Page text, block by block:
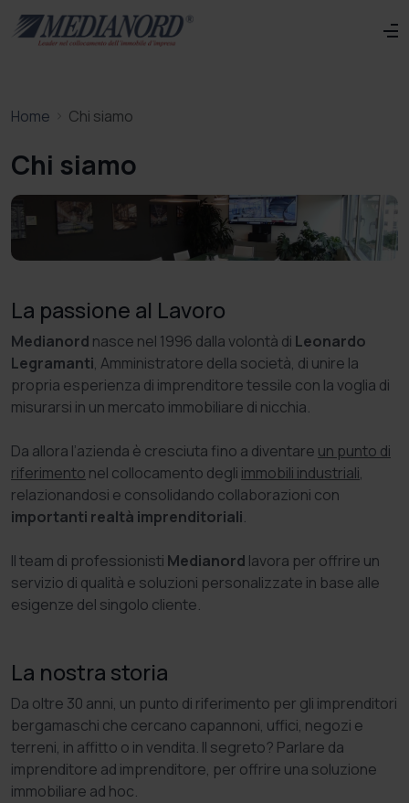
Home Chi siamo
Chi siamo
La passione al Lavoro
Medianord nasce nel 1996 dalla volontà di Leonardo
Legramanti, Amministratore della società, di unire la
propria esperienza di imprenditore tessile con la voglia di
misurarsi in un mercato immobiliare di nicchia.
Da allora l’azienda è cresciuta fino a diventare un punto di
riferimento nel collocamento degli immobili industriali,
relazionandosi e consolidando collaborazioni con
importanti realtà imprenditoriali.
Il team di professionisti Medianord lavora per offrire un
servizio di qualità e soluzioni personalizzate in base alle
esigenze del singolo cliente.
La nostra storia
Da oltre 30 anni, un punto di riferimento per gli imprenditori
bergamaschi che cercano capannoni, uffici, negozi e
terreni, in affitto o in vendita. Il segreto? Parlare da
imprenditore ad imprenditore, per offrire una soluzione
immobiliare ad hoc.